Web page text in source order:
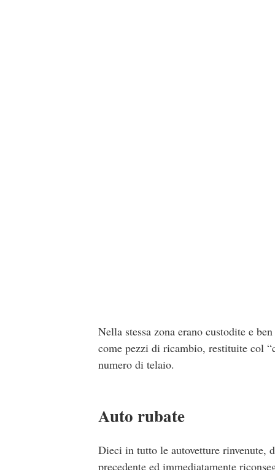
Nella stessa zona erano custodite e
come pezzi di ricambio, restituite col
numero di telaio.
Auto rubate
Dieci in tutto le autovetture rinvenute,
precedente ed immediatamente